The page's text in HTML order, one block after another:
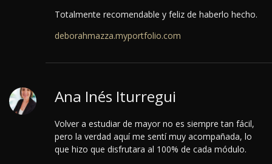
Totalmente recomendable y feliz de haberlo hecho.
deborahmazza.myportfolio.com
Ana Inés Iturregui
Volver a estudiar de mayor no es siempre tan fácil,
pero la verdad aquí me sentí muy acompañada, lo
que hizo que disfrutara al 100% de cada módulo.